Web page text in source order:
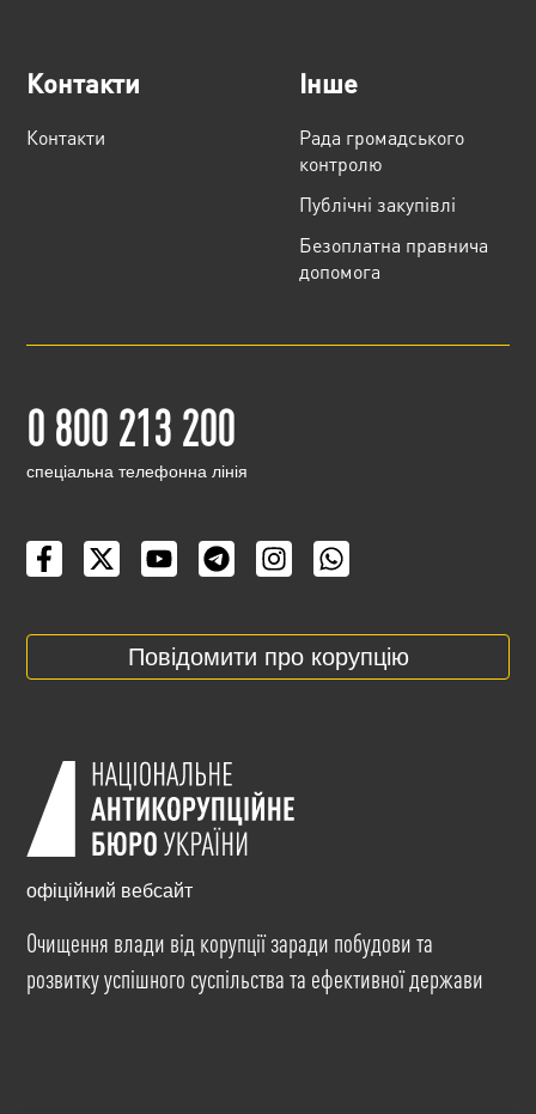
Контакти
Контакти
Інше
Рада громадського
контролю
Публічні закупівлі
Безоплатна правнича
допомога
0 800 213 200
cпеціальна телефонна лінія
Повідомити про корупцію
офіційний вебсайт
Очищення влади від корупції заради побудови та
розвитку успішного суспільства та ефективної держави